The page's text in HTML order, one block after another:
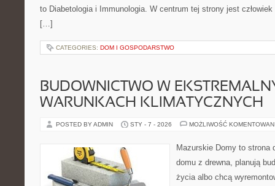
to Diabetologia i Immunologia. W centrum tej strony jest
[…]
CATEGORIES: DOM I GOSPODARSTWO
BUDOWNICTWO W
WARUNKACH KLIMATYCZNYCH
POSTED BY ADMIN STY - 7 - 2026 MOŻLIWOŚĆ
Mazurskie Domy to strona
domu z drewna, planują
życia albo chcą